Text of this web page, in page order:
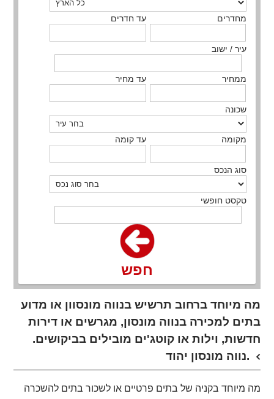
מחדרים עד חדרים
עיר / ישוב
ממחיר עד מחיר
שכונה
מקומה עד קומה
סוג הנכס
טקסט חופשי
חפש
מה מיוחד ברחוב תרשיש בנווה מונסוון או מדוע
בתים למכירה בנווה מונסון, מגרשים או דירות
חדשות, וילות או קוטג'ים מובילים בביקושים.
נווה מונסון יהוד.
מה מיוחד בקניה של בתים פרטיים או לשכור בתים להשכרה